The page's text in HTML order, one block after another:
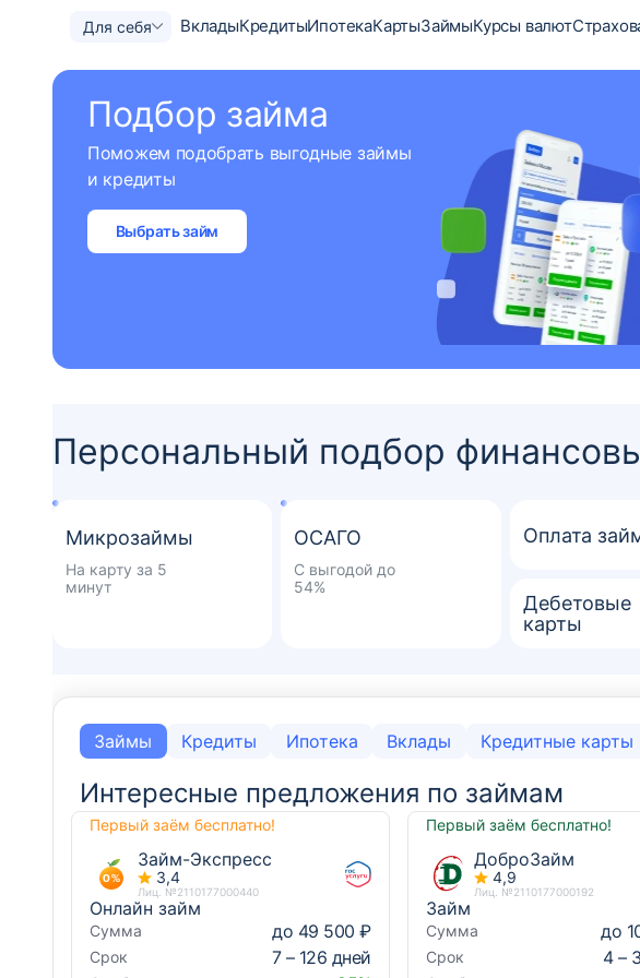
Для себя ВкладыКредитыИпотекаКартыЗаймыКурсы валют
Подбор займа
Поможем подобрать выгодные займы
и кредиты
Выбрать займ
Персональный подбор
Микрозаймы
На карту за 5
минут
ОСАГО
С выгодой до
54%
Оплата
Дебетовые
карты
Займы Кредиты Ипотека Вклады Кредитные карты
Интересные предложения по займам
Первый заём бесплатно!
Займ-Экспресс
3,4
Лиц. №2110177000440
Онлайн займ
Сумма до 49 500 ₽
Срок 7 – 126 дней
Первый заём бесплатно!
ДоброЗайм
4,9
Лиц. №2110177000192
Займ
Сумма до
Срок 4 –